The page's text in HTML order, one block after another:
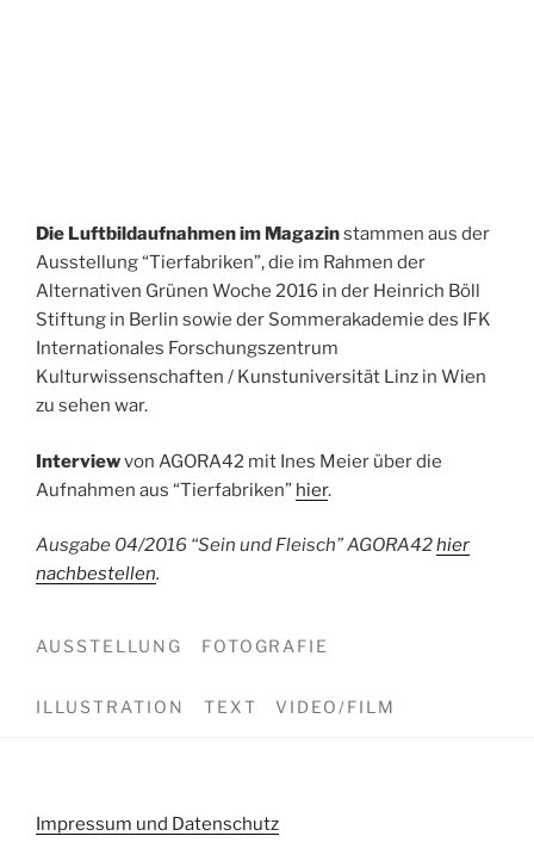
Die Luftbildaufnahmen im Magazinstammen aus der
Ausstellung “Tierfabriken”, die im Rahmen der
Alternativen Grünen Woche 2016 in der Heinrich Böll
Stiftung in Berlin sowie der Sommerakademie des IFK
Internationales Forschungszentrum
Kulturwissenschaften / Kunstuniversität Linz in Wien
zu sehen war.
Interviewvon AGORA42 mit Ines Meier über die
Aufnahmen aus “Tierfabriken” hier.
Ausgabe 04/2016 “Sein und Fleisch” AGORA42hier
nachbestellen.
AUSSTELLUNG FOTOGRAFIE
ILLUSTRATION TEXT VIDEO/FILM
Impressum und Datenschutz